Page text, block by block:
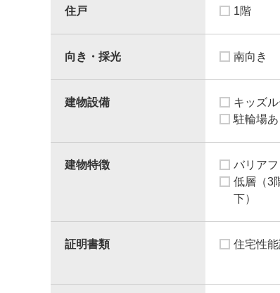
住戸 1階
向き・採光 南向き
建物設備 キッズ
駐輪場あ
建物特徴 バリア
低層（3
下）
証明書類 住宅性